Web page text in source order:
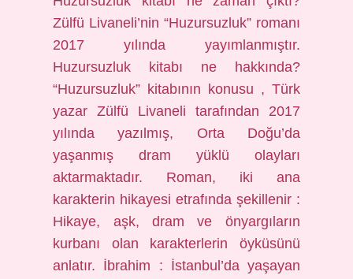
Zülfü Livaneli’nin “Huzursuzluk” romanı
2017 yılında yayımlanmıştır.
Huzursuzluk kitabı ne hakkında?
“Huzursuzluk” kitabının konusu , Türk
yazar Zülfü Livaneli tarafından 2017
yılında yazılmış, Orta Doğu’da
yaşanmış dram yüklü olayları
aktarmaktadır. Roman, iki ana
karakterin hikayesi etrafında şekillenir :
Hikaye, aşk, dram ve önyargıların
kurbanı olan karakterlerin öyküsünü
anlatır. İbrahim : İstanbul’da yaşayan